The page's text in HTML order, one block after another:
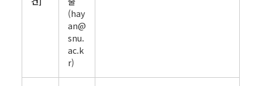
(hay
an@
snu.
ac.k
r)